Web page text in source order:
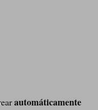
automáticamente